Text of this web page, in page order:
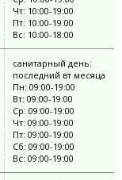
Чт: 10:00-19:00
Пт: 10:00-19:00
Вс: 10:00-18:00
санитарный день:
последний вт месяца
Пн: 09:00-19:00
Вт: 09:00-19:00
Ср: 09:00-19:00
Чт: 09:00-19:00
Пт: 09:00-19:00
Сб: 09:00-19:00
Вс: 09:00-19:00